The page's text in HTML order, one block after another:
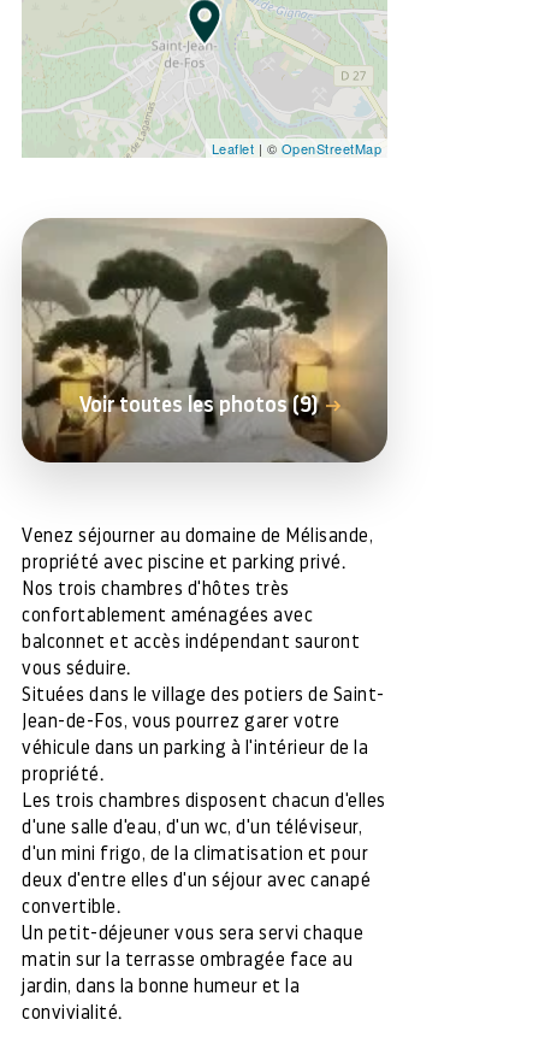
Leaflet | © OpenStreetMap
Voir toutes les photos (9)
Venez séjourner au domaine de Mélisande,
propriété avec piscine et parking privé.
Nos trois chambres d'hôtes très
confortablement aménagées avec
balconnet et accès indépendant sauront
vous séduire.
Situées dans le village des potiers de Saint-
Jean-de-Fos, vous pourrez garer votre
véhicule dans un parking à l'intérieur de la
propriété.
Les trois chambres disposent chacun d'elles
d'une salle d'eau, d'un wc, d'un téléviseur,
d'un mini frigo, de la climatisation et pour
deux d'entre elles d'un séjour avec canapé
convertible.
Un petit-déjeuner vous sera servi chaque
matin sur la terrasse ombragée face au
jardin, dans la bonne humeur et la
convivialité.